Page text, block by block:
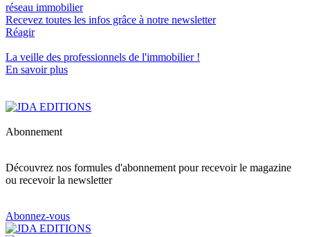
réseau immobilier
Recevez toutes les infos grâce à notre newsletter
Réagir
La veille des professionnels de l'immobilier!
En savoir plus
Abonnement
Découvrez nos formules d'abonnement pour recevoir le magazine
ou recevoir la newsletter
Abonnez-vous